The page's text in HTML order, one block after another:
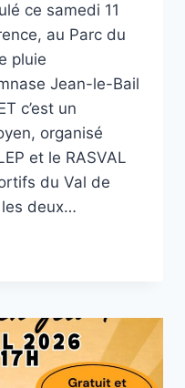
ce samedi 11
au Parc du
pluie
Jean-le-Bail
c’est un
organisé
et le RASVAL
du Val de
les deux…